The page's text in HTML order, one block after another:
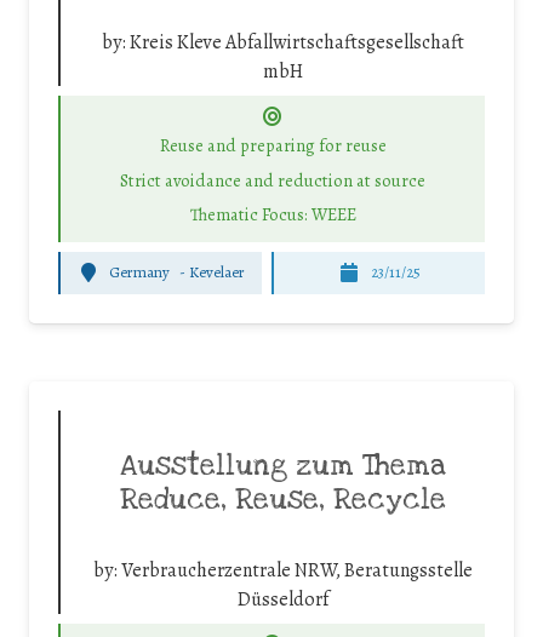
by:Kreis Kleve Abfallwirtschaftsgesellschaft
mbH
Reuse and preparing for reuse
Strict avoidance and reduction at source
Thematic Focus: WEEE
Germany - Kevelaer 23/11/25
Ausstellung zum Thema
Reduce, Reuse, Recycle
by:Verbraucherzentrale NRW, Beratungsstelle
Düsseldorf